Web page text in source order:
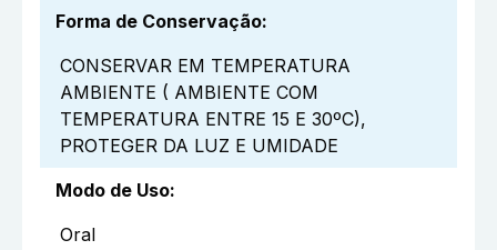
Forma de Conservação:
CONSERVAR EM TEMPERATURA
AMBIENTE ( AMBIENTE COM
TEMPERATURA ENTRE 15 E 30ºC),
PROTEGER DA LUZ E UMIDADE
Modo de Uso:
Oral